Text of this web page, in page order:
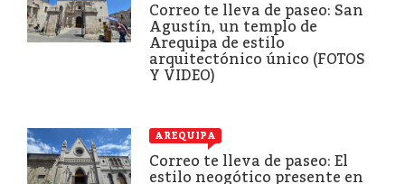
Correo te lleva de paseo: San
Agustín, un templo de
Arequipa de estilo
arquitectónico único (FOTOS
Y VIDEO)
AREQUIPA
Correo te lleva de paseo: El
estilo neogótico presente en